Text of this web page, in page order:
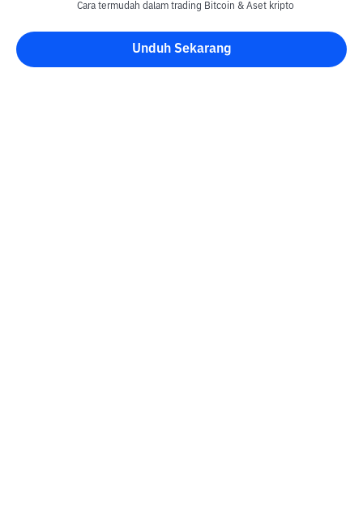
Disclaimer
Semua Artikel pada website ini hanya bersifat informasi dan
Cara termudah dalam trading Bitcoin & Aset kripto
Unduh Sekarang